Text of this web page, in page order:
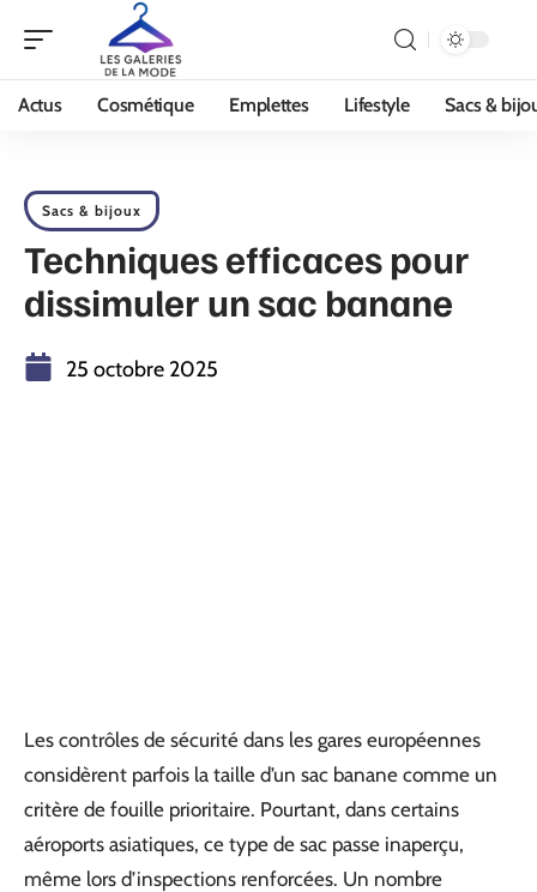
Actus Cosmétique Emplettes Lifestyle Sacs &
Sacs & bijoux
Techniques efficaces pour
dissimuler un sac banane
25 octobre 2025
Les contrôles de sécurité dans les gares européennes
considèrent parfois la taille d’un sac banane comme un
critère de fouille prioritaire. Pourtant, dans certains
aéroports asiatiques, ce type de sac passe inaperçu,
même lors d’inspections renforcées. Un nombre